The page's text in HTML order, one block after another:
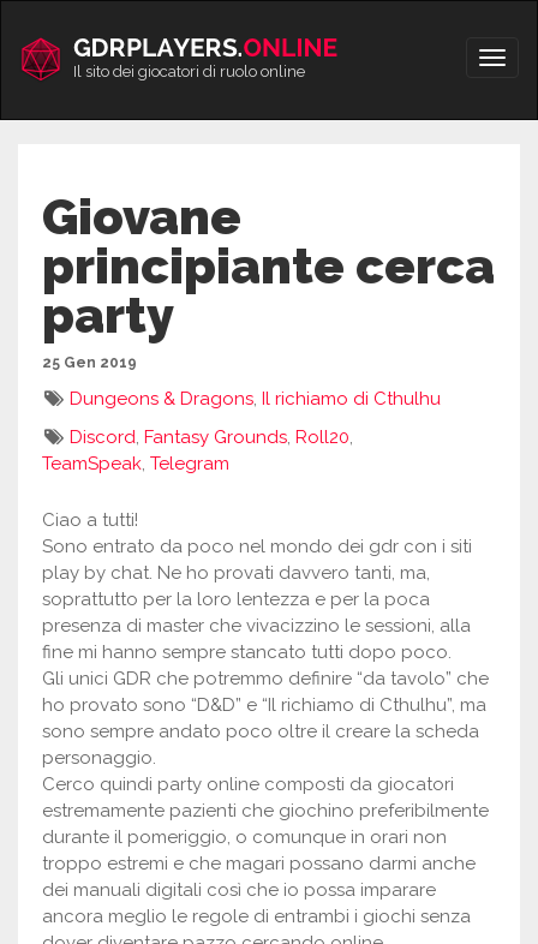
contenuto
Apri/
Il sito dei giocatori di ruolo online
Giovane
principiante cerca
party
25 Gen 2019
Dungeons & Dragons,Il richiamo di Cthulhu
Discord,Fantasy Grounds,Roll20,
TeamSpeak, Telegram
Ciao a tutti!
Sono entrato da poco nel mondo dei gdr con i siti
play by chat. Ne ho provati davvero tanti, ma,
soprattutto per la loro lentezza e per la poca
presenza di master che vivacizzino le sessioni, alla
fine mi hanno sempre stancato tutti dopo poco.
Gli unici GDR che potremmo definire “da tavolo” che
ho provato sono “D&D” e “Il richiamo di Cthulhu”, ma
sono sempre andato poco oltre il creare la scheda
personaggio.
Cerco quindi party online composti da giocatori
estremamente pazienti che giochino preferibilmente
durante il pomeriggio, o comunque in orari non
troppo estremi e che magari possano darmi anche
dei manuali digitali così che io possa imparare
ancora meglio le regole di entrambi i giochi senza